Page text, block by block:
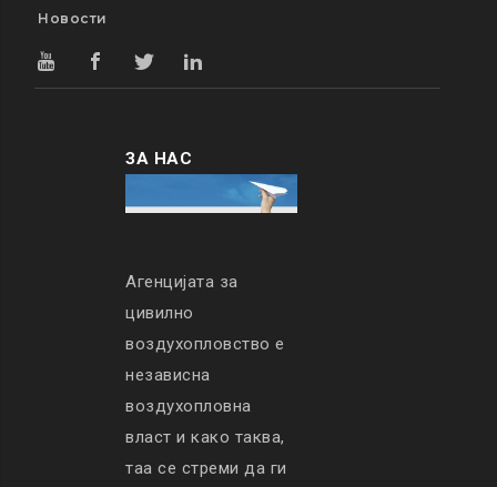
Новости
ЗА НАС
Агенцијата за
цивилно
воздухопловство е
независна
воздухопловна
власт и како таква,
таа се стреми да ги